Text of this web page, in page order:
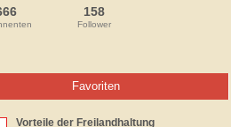
158
Follower
Favoriten
Vorteile der Freilandhaltung